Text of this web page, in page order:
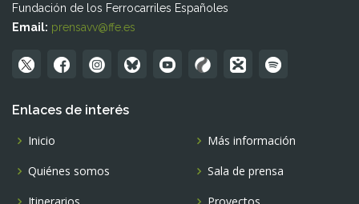
Fundación de los Ferrocarriles Españoles
Email: prensavv@ffe.es
Enlaces de interés
Inicio
Quiénes somos
Itinerarios
Más información
Sala de prensa
Proyectos